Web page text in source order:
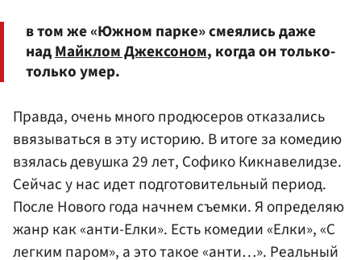
в том же «Южном парке» смеялись даже
надМайклом Джексоном, когда он только-
только умер.
Правда, очень много продюсеров отказались
ввязываться в эту историю. В итоге за комедию
взялась девушка 29 лет, Софико Кикнавелидзе.
Сейчас у нас идет подготовительный период.
После Нового года начнем съемки. Я определяю
жанр как «анти-Елки». Есть комедии «Елки», «С
легким паром», а это такое «анти…». Реальный